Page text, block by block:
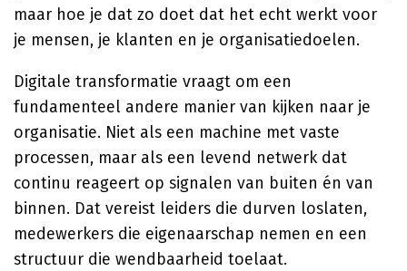
maar hoe je dat zo doet dat het echt werkt voor
je mensen, je klanten en je organisatiedoelen.
Digitale transformatie vraagt om een
fundamenteel andere manier van kijken naar je
organisatie. Niet als een machine met vaste
processen, maar als een levend netwerk dat
continu reageert op signalen van buiten én van
binnen. Dat vereist leiders die durven loslaten,
medewerkers die eigenaarschap nemen en een
structuur die wendbaarheid toelaat.